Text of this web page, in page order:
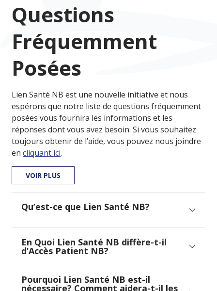
Questions
Fréquemment
Posées
Lien Santé NB est une nouvelle initiative et nous
espérons que notre liste de questions fréquemment
posées vous fournira les informations et les
réponses dont vous avez besoin. Si vous souhaitez
toujours obtenir de l’aide, vous pouvez nous joindre
en cliquant ici.
VOIR PLUS
Qu’est-ce que Lien Santé NB?
En Quoi Lien Santé NB diffère-t-il
d’Accès Patient NB?
Pourquoi Lien Santé NB est-il
nécessaire? Comment aidera-t-il les